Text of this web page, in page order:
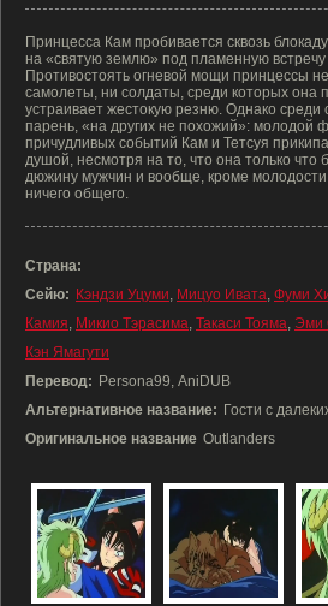
Принцесса Кам пробивается сквозь
на «святую землю» под пламенную
Противостоять огневой мощи принцессы
самолеты, ни солдаты, среди которых она
устраивает жестокую резню. Однако среди
парень, «на других не похожий»: молодой
причудливых событий Кам и Тетсуя
душой, несмотря на то, что она только что
дюжину мужчин и вообще, кроме
ничего общего.
Страна:
Сейю: Кэндзи Уцуми, Мицуо Ивата, Фуми
Камия, Микио Тэрасима, Такаси Тояма, Эми
Кэн Ямагути
Перевод: Persona99, AniDUB
Альтернативное название: Гости с
Оригинальное название Outlanders